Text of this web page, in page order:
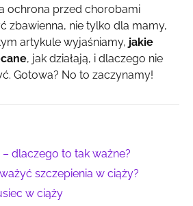
ochrona przed chorobami
zbawienna, nie tylko dla mamy,
artykule wyjaśniamy, jakie
, jak działają, i dlaczego nie
Gotowa? No to zaczynamy!
dlaczego to tak ważne?
szczepienia w ciąży?
w ciąży